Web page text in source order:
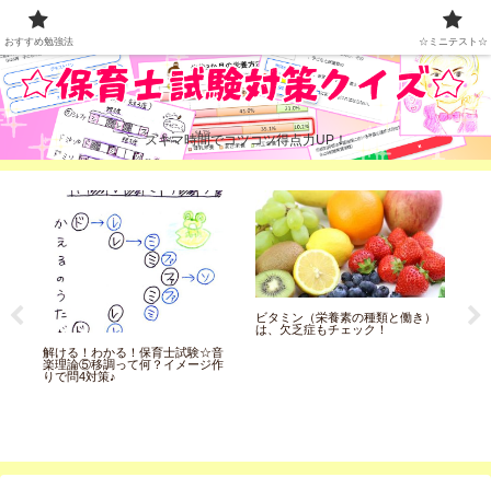
スキマ時間でコツコツ得点力UP！
解ける！わかる！保育士試験☆音
楽理論⑤移調って何？イメージ作
りで問4対策♪
ビタミン（栄養素の種類と働き）
は、欠乏症もチェック！
児
おすすめ勉強法 ☆ミニテスト☆